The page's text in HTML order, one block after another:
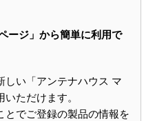
ージ」から簡単に利用で
しい「アンテナハウス マ
ただけます。
とでご登録の製品の情報を